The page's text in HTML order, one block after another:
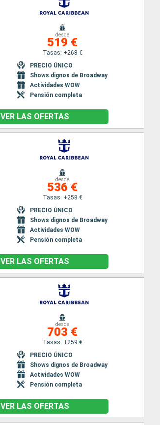
desde
519 €
Tasas: +268 €
PRECIO ÚNICO
Shows dignos de Broadway
Actividades WOW
Pensión completa
VER LAS OFERTAS
desde
536 €
Tasas: +258 €
PRECIO ÚNICO
Shows dignos de Broadway
Actividades WOW
Pensión completa
VER LAS OFERTAS
desde
703 €
Tasas: +259 €
PRECIO ÚNICO
Shows dignos de Broadway
Actividades WOW
Pensión completa
VER LAS OFERTAS